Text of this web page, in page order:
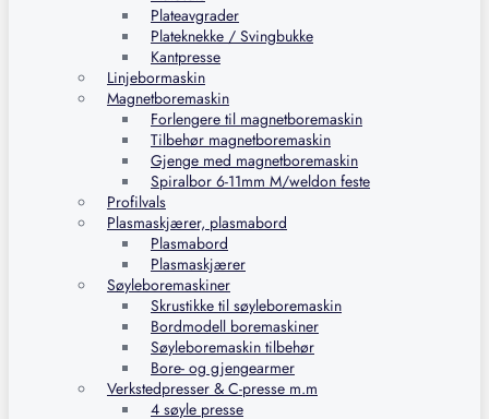
Plateavgrader
Plateknekke / Svingbukke
Kantpresse
Linjebormaskin
Magnetboremaskin
Forlengere til magnetboremaskin
Tilbehør magnetboremaskin
Gjenge med magnetboremaskin
Spiralbor 6-11mm M/weldon feste
Profilvals
Plasmaskjærer, plasmabord
Plasmabord
Plasmaskjærer
Søyleboremaskiner
Skrustikke til søyleboremaskin
Bordmodell boremaskiner
Søyleboremaskin tilbehør
Bore- og gjengearmer
Verkstedpresser & C-presse m.m
4 søyle presse